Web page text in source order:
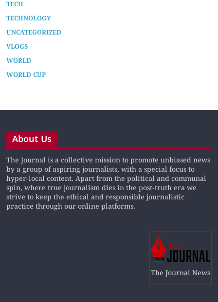
TECH
TECHNOLOGY
UNCATEGORIZED
VLOGS
WORLD
WORLD CUP
About Us
The Journal is a collective mission to promote unbiased news
by a group of aspiring journalists, with a special focus to
hyper-local content. Apart from the political and communal
spin, where true journalism dies in the post-truth era we
strive to keep the ethical and responsible journalistic
practice through our online platforms.
The Journal News